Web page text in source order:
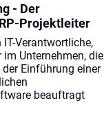
- Der
Projektleiter
Verantwortliche,
Unternehmen, die
Einführung einer
beauftragt